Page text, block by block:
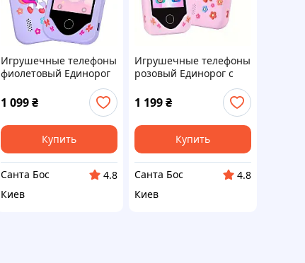
Игрушечные телефоны
фиолетовый Единорог
мобильный телефон
интерактивный
1 099₴
Купить
Санта Бос
4.8
Киев
Игрушечные телефоны
розовый Единорог с
Блютусом игрушечный
мобильный телефон
интерактивный
1 199₴
Купить
Санта Бос
4.8
Киев